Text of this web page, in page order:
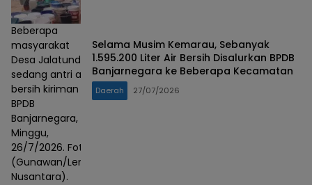
Beberapa
masyarakat
Desa Jalatunda
sedang antri air
bersih kiriman
BPDB
Banjarnegara,
Minggu,
26/7/2026. Foto :
(Gunawan/Lensa
Nusantara).
Selama Musim Kemarau, Sebanyak
1.595.200 Liter Air Bersih Disalurkan BPDB
Banjarnegara ke Beberapa Kecamatan
Daerah 27/07/2026